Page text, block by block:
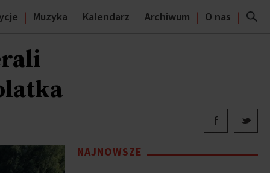
Muzyka Kalendarz Archiwum O nas
NAJNOWSZE